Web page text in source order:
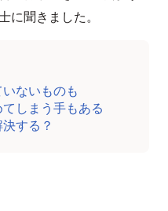
に聞きました。
ないものも
しまう手もある
する？